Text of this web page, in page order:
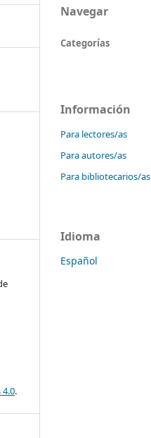
.
Navegar
Categorías
Información
Para lectores/as
Para autores/as
Para bibliotecarios/as
Idioma
Español